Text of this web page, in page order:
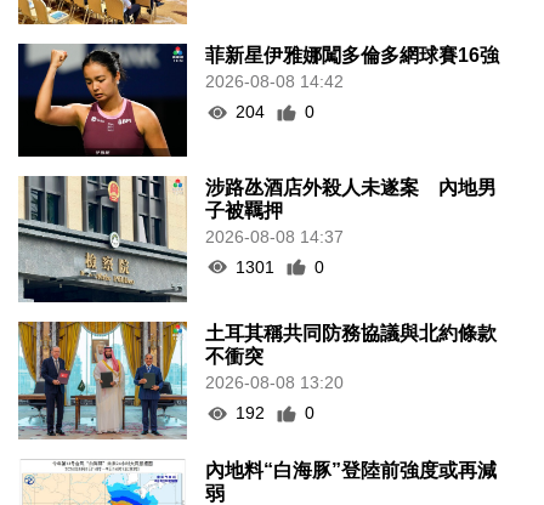
菲新星伊雅娜闖多倫多網球賽16強
2026-08-08 14:42
204
0
涉路氹酒店外殺人未遂案 內地男
子被羈押
2026-08-08 14:37
1301
0
土耳其稱共同防務協議與北約條款
不衝突
2026-08-08 13:20
192
0
內地料“白海豚”登陸前強度或再減
弱